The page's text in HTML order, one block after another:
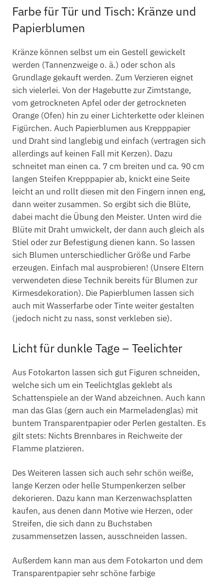
Farbe für Tür und Tisch: Kränze und
Papierblumen
Kränze können selbst um ein Gestell gewickelt
werden (Tannenzweige o. ä.) oder schon als
Grundlage gekauft werden. Zum Verzieren eignet
sich vielerlei. Von der Hagebutte zur Zimtstange,
vom getrockneten Apfel oder der getrockneten
Orange (Ofen) hin zu einer Lichterkette oder kleinen
Figürchen. Auch Papierblumen aus Krepppapier
und Draht sind langlebig und einfach (vertragen sich
allerdings auf keinen Fall mit Kerzen). Dazu
schneitet man einen ca. 7 cm breiten und ca. 90 cm
langen Steifen Krepppapier ab, knickt eine Seite
leicht an und rollt diesen mit den Fingern innen eng,
dann weiter zusammen. So ergibt sich die Blüte,
dabei macht die Übung den Meister. Unten wird die
Blüte mit Draht umwickelt, der dann auch gleich als
Stiel oder zur Befestigung dienen kann. So lassen
sich Blumen unterschiedlicher Größe und Farbe
erzeugen. Einfach mal ausprobieren! (Unsere Eltern
verwendeten diese Technik bereits für Blumen zur
Kirmesdekoration). Die Papierblumen lassen sich
auch mit Wasserfarbe oder Tinte weiter gestalten
(jedoch nicht zu nass, sonst verkleben sie).
Licht für dunkle Tage – Teelichter
Aus Fotokarton lassen sich gut Figuren schneiden,
welche sich um ein Teelichtglas geklebt als
Schattenspiele an der Wand abzeichnen. Auch kann
man das Glas (gern auch ein Marmeladenglas) mit
buntem Transparentpapier oder Perlen gestalten. Es
gilt stets: Nichts Brennbares in Reichweite der
Flamme platzieren.
Des Weiteren lassen sich auch sehr schön weiße,
lange Kerzen oder helle Stumpenkerzen selber
dekorieren. Dazu kann man Kerzenwachsplatten
kaufen, aus denen dann Motive wie Herzen, oder
Streifen, die sich dann zu Buchstaben
zusammensetzen lassen, ausschneiden lassen.
Außerdem kann man aus dem Fotokarton und dem
Transparentpapier sehr schöne farbige